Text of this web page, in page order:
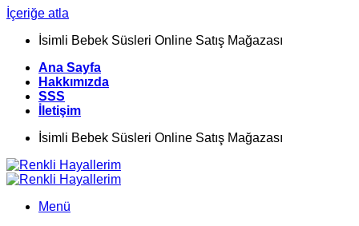
İçeriğe atla
İsimli Bebek Süsleri Online Satış Mağazası
Ana Sayfa
Hakkımızda
SSS
İletişim
İsimli Bebek Süsleri Online Satış Mağazası
Menü